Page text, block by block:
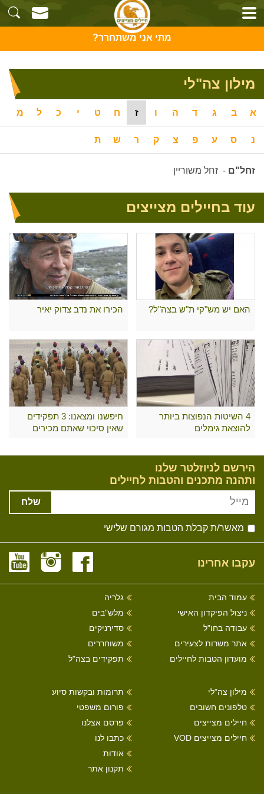
מתי אני משתחרר?
מילון צה"לי
א ב ג ד ה ו ז ח ט י כ ל מ
נ ס ע פ צ ק ר ש ת
זחל"ם - זחל משוריין
עוד בחיילים מצייצים
האם יש מש"קי ת"ש בצה"ל? הכירו את נדב צדוק יאיר
4 השיטות הנפוצות ביותר
להוצאת גימלים
חיפשנו ומצאנו: 3 תפקידים
שאין סיכוי שאתם מכירים
הירשם לניוזלטר שלנו
ותהנה מתכנים והטבות לחיילים
שלח
מאשר/ת קבלת הטבות מגורם שלישי
עקבו אחרינו
עמוד הבית
ניצול הפיקדון האישי
עבודה בחו"ל
אתר משרות לצעירים
מועדון הטבות לחיילים
גלריה
מלש"בים
סדירניקים
משוחררים
תפקידים בצה"ל
מילון צה"לי
טלפונים חשובים
חיילים מצייצים
חיילים מצייצים VOD
תרומות ובקשות סיוע
פורום משפטי
פרסם אצלנו
כתבו לנו
אודות
תקנון אתר